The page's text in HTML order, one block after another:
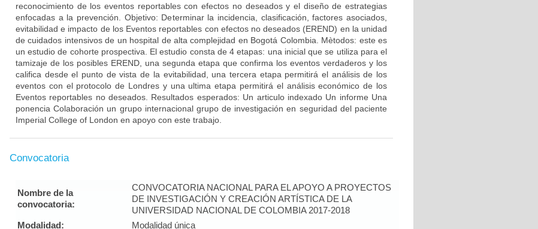
reconocimiento de los eventos reportables con efectos no deseados y el diseño de estrategias
enfocadas a la prevención. Objetivo: Determinar la incidencia, clasificación, factores asociados,
evitabilidad e impacto de los Eventos reportables con efectos no deseados (EREND) en la unidad
de cuidados intensivos de un hospital de alta complejidad en Bogotá Colombia. Mètodos: este es
un estudio de cohorte prospectiva. El estudio consta de 4 etapas: una inicial que se utiliza para el
tamizaje de los posibles EREND, una segunda etapa que confirma los eventos verdaderos y los
califica desde el punto de vista de la evitabilidad, una tercera etapa permitirá el análisis de los
eventos con el protocolo de Londres y una ultima etapa permitirá el análisis económico de los
Eventos reportables no deseados. Resultados esperados: Un articulo indexado Un informe Una
ponencia Colaboración un grupo internacional grupo de investigación en seguridad del paciente
Imperial College of London en apoyo con este trabajo.
Convocatoria
Nombre de la
convocatoria:
CONVOCATORIA NACIONAL PARA EL APOYO A PROYECTOS
DE INVESTIGACIÓN Y CREACIÓN ARTÍSTICA DE LA
UNIVERSIDAD NACIONAL DE COLOMBIA 2017-2018
Modalidad:
Modalidad única